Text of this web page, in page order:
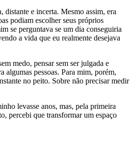
distante e incerta. Mesmo assim, era
podiam escolher seus próprios
se perguntava se um dia conseguiria
a vida que eu realmente desejava
medo, pensar sem ser julgada e
algumas pessoas. Para mim, porém,
no peito. Sobre não precisar medir
levasse anos, mas, pela primeira
percebi que transformar um espaço